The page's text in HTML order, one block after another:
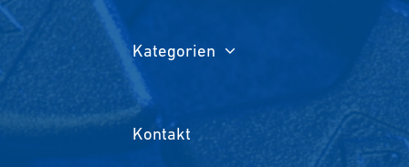
Kategorien
Kontakt